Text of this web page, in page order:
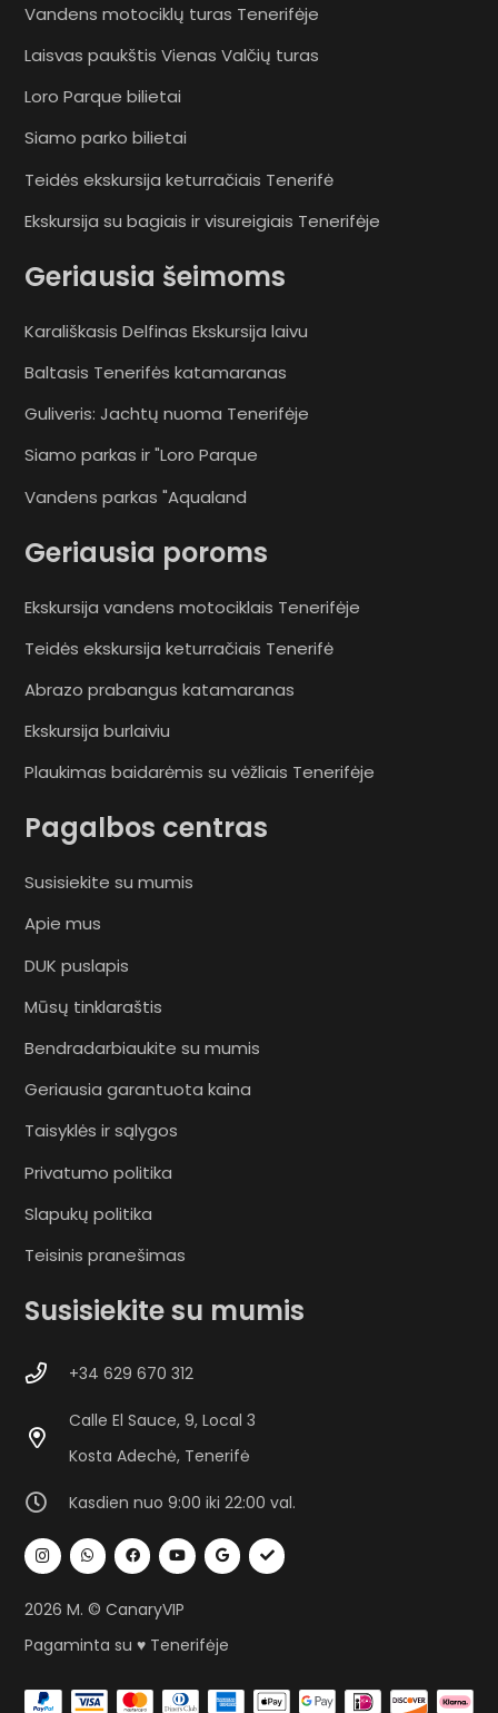
Vandens motociklų turas Tenerifėje
Laisvas paukštis Vienas Valčių turas
Loro Parque bilietai
Siamo parko bilietai
Teidės ekskursija keturračiais Tenerifė
Ekskursija su bagiais ir visureigiais Tenerifėje
Geriausia šeimoms
Karališkasis Delfinas Ekskursija laivu
Baltasis Tenerifės katamaranas
Guliveris: Jachtų nuoma Tenerifėje
Siamo parkas ir "Loro Parque
Vandens parkas "Aqualand
Geriausia poroms
Ekskursija vandens motociklais Tenerifėje
Teidės ekskursija keturračiais Tenerifė
Abrazo prabangus katamaranas
Ekskursija burlaiviu
Plaukimas baidarėmis su vėžliais Tenerifėje
Pagalbos centras
Susisiekite su mumis
Apie mus
DUK puslapis
Mūsų tinklaraštis
Bendradarbiaukite su mumis
Geriausia garantuota kaina
Taisyklės ir sąlygos
Privatumo politika
Slapukų politika
Teisinis pranešimas
Susisiekite su mumis
+34 629 670 312
Calle El Sauce, 9, Local 3
Kosta Adechė, Tenerifė
Kasdien nuo 9:00 iki 22:00 val.
2026 M. © CanaryVIP
Pagaminta su ♥ Tenerifėje